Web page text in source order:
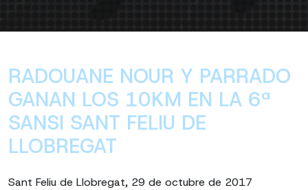
RADOUANE NOUR Y PARRADO
GANAN LOS 10KM EN LA 6ª
SANSI SANT FELIU DE
LLOBREGAT
Sant Feliu de Llobregat, 29 de octubre de 2017